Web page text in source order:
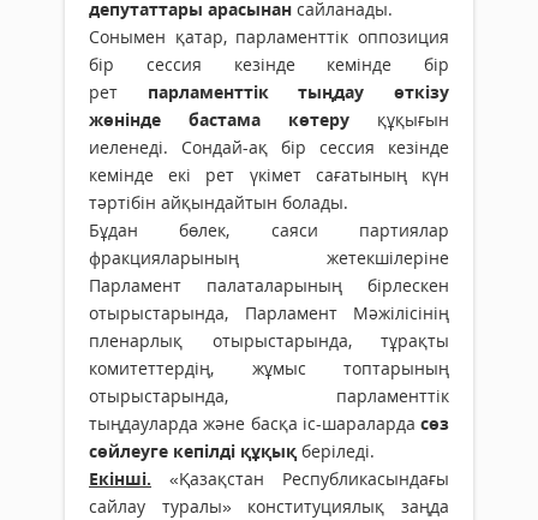
депутаттары арасынан сайланады.
Сонымен қатар, парламенттік оппозиция
бір сессия кезінде кемінде бір
рет парламенттік тыңдау өткізу
жөнінде бастама көтеру құқығын
иеленеді. Сондай-ақ бір сессия кезінде
кемінде екі рет үкімет сағатының күн
тәртібін айқындайтын болады.
Бұдан бөлек, саяси партиялар
фракцияларының жетекшілеріне
Парламент палаталарының бірлескен
отырыстарында, Парламент Мәжілісінің
пленарлық отырыстарында, тұрақты
комитеттердің, жұмыс топтарының
отырыстарында, парламенттік
тыңдауларда және басқа іс-шараларда сөз
сөйлеуге кепілді құқық беріледі.
Екінші. «Қазақстан Республикасындағы
сайлау туралы» конституциялық заңда